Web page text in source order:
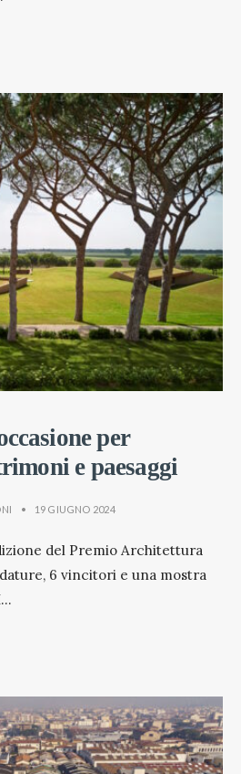
per
e paesaggi
• 19 GIUGNO 2024
del Premio Architettura
6 vincitori e una mostra
...